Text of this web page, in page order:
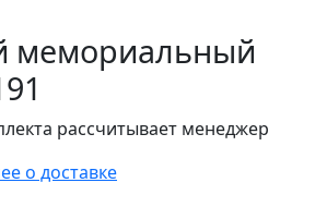
мемориальный
рассчитывает менеджер
о доставке